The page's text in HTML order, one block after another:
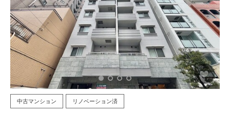
中古マンション リノベーション済